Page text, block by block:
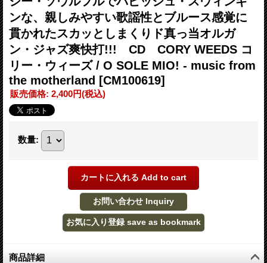
ンな、親しみやすい歌謡性とブルース感覚に
貫かれたスカッとしまくりド真っ当オルガ
ン・ジャズ爽快打!!! CD CORY WEEDS コ
リー・ウィーズ / O SOLE MIO! - music from
the motherland [CM100619]
販売価格: 2,400円(税込)
数量:
商品詳細